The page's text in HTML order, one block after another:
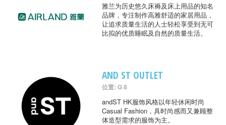
雅兰为历史悠久床褥及床上用品的知名
品牌，专注制作高雅舒适的家居用品，
让追求质量生活的人士轻松享受到无可
比拟的优质睡眠及自然的质量生活。
AND ST OUTLET
位置: G 8
andST HK服饰风格以年轻休闲时尚
Casual Fashion，具时尚感而又兼顾整
体造型需求的服饰为主。